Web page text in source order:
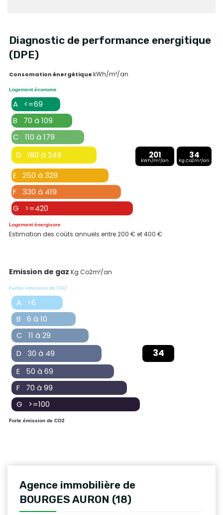
Diagnostic de performance energitique
(DPE)
Consomation énergétiquekWh/m²/an
Logement économe
A <=69
B 70 à 109
C 110 à 179
D 180 à 249
201
kWh/m²/an
34
Kg Co2m²/an
E 250 à 329
F 330 à 419
G >=420
Logement énergivore
Estimation des coûts annuels entre 200 € et 400 €
Emission de gaz Kg Co2m²/an
Faible émission de CO2
A <6
B 6 à 10
C 11 à 29
D 30 à 49
34
E 50 à 69
F 70 à 99
G >=100
Forte émission de CO2
Agence immobilière de
BOURGES AURON (18)